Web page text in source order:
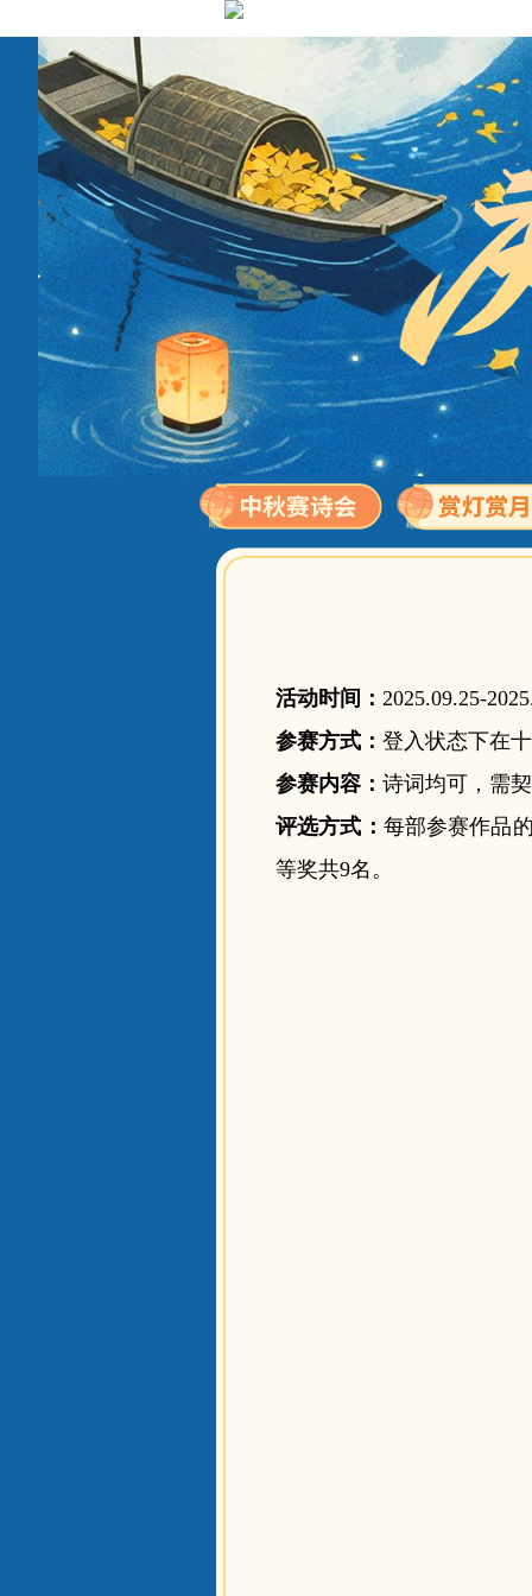
活动时间： 2025.09.25-
参赛方式： 登入状态下在
参赛内容： 诗词均可，需
评选方式： 每部参赛作品
等奖共9名。